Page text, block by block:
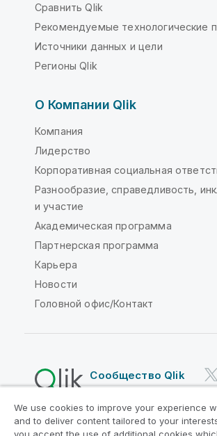
Сравнить Qlik
Рекомендуемые технологические
Источники данных и цели
Регионы Qlik
О Компании Qlik
Компания
Лидерство
Корпоративная социальная
Разнообразие, справедливость,
и участие
Академическая программа
Партнерская программа
Карьера
Новости
Головной офис/Контакт
Сообщество Qlik
Юридические соглашения
Условия использования продуктов
We use cookies to improve your experience
and to deliver content tailored to your